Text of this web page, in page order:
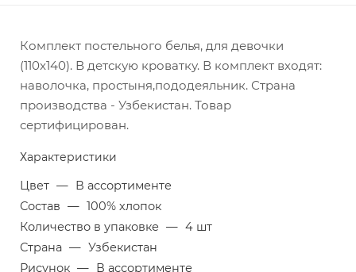
Комплект постельного белья, для девочки
(110x140). В детскую кроватку. В комплект входят:
наволочка, простыня,пододеяльник. Страна
производства - Узбекистан. Товар
сертифицирован.
Характеристики
Цвет — В ассортименте
Состав — 100% хлопок
Количество в упаковке — 4 шт
Страна — Узбекистан
Рисунок — В ассортименте